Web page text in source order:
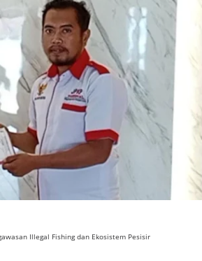
Illegal Fishing dan Ekosistem Pesisir